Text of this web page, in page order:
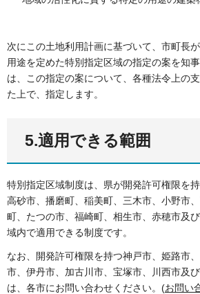
次にこの土地利用計画に基づいて、市町長
用途を定めた特別指定区域の指定の案を知
は、この指定の案について、各種法令上の
た上で、指定します。
5.適用できる範囲
特別指定区域制度は、県が開発許可権限を
高砂市、播磨町、稲美町、三木市、小野市
町、たつの市、福崎町、相生市、赤穂市及
域内で適用できる制度です。
なお、開発許可権限を持つ神戸市、姫路市
市、伊丹市、加古川市、宝塚市、川西市及
は、各市にお問い合わせください。(お問い